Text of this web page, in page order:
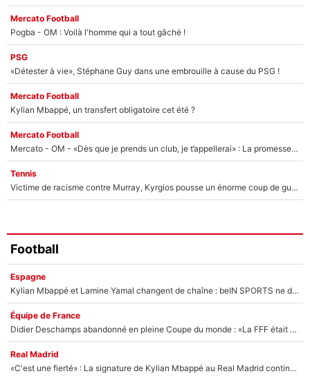
Mercato Football
Pogba - OM : Voilà l'homme qui a tout gâché !
PSG
«Détester à vie», Stéphane Guy dans une embrouille à cause du PSG !
Mercato Football
Kylian Mbappé, un transfert obligatoire cet été ?
Mercato Football
Mercato - OM - «Dès que je prends un club, je t’appellerai» : La promesse de Marcelino au moment de claquer la porte
Tennis
Victime de racisme contre Murray, Kyrgios pousse un énorme coup de gueule !
Football
Espagne
Kylian Mbappé et Lamine Yamal changent de chaîne : beIN SPORTS ne digère pas cette décision historique et prédit un fiasco pour la Liga
Équipe de France
Didier Deschamps abandonné en pleine Coupe du monde : «La FFF était déjà passée à Zinedine Zidane»
Real Madrid
«C'est une fierté» : La signature de Kylian Mbappé au Real Madrid continue de régaler l'Espagne